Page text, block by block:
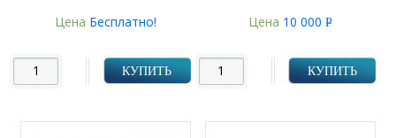
Цена Бесплатно!
КУПИТЬ
Цена 10 000Р
КУПИТЬ